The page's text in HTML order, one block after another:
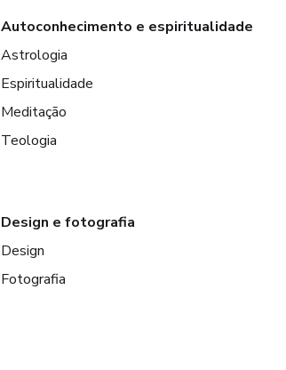
Autoconhecimento e espiritualidade
Astrologia
Espiritualidade
Meditação
Teologia
Design e fotografia
Design
Fotografia